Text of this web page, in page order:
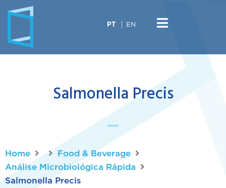
PT EN
Salmonella Precis
Home
Food & Beverage
Análise Microbiológica Rápida
Salmonella Precis